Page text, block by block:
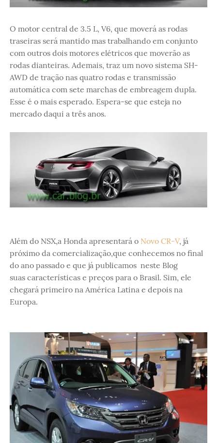
O motor central de 3.5 L, V6, que moverá as rodas
traseiras será mantido mas trabalhando em conjunto
com outros dois motores elétricos que moverão as
rodas dianteiras. Ademais, traz um novo sistema SH-
AWD de tração nas quatro rodas e transmissão
automática com sete marchas de embreagem dupla.
Esse é o mais esperado. Espera-se que esteja no
mercado daqui a três anos.
Além do NSX,a Honda apresentará o Novo CR-V, já
próximo da comercialização,que conhecemos no final
do ano passado e que já publicamos neste Blog
suas características e preços para o Brasil. Sim, ele
chegará primeiro na América Latina e depois na
Europa.